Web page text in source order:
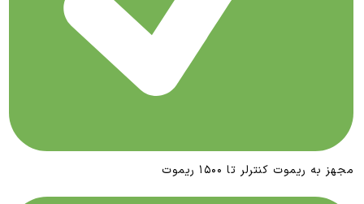
مجهز به ریموت کنترلر تا ۱۵۰۰ ریموت